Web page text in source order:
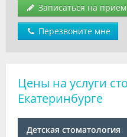
Записаться на прием
Перезвоните мне
Цены на услуги
Екатеринбурге
Детская стоматология